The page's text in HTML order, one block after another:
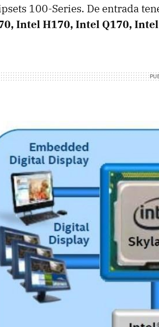
100-Series. De entrada
Intel H170, Intel Q170,